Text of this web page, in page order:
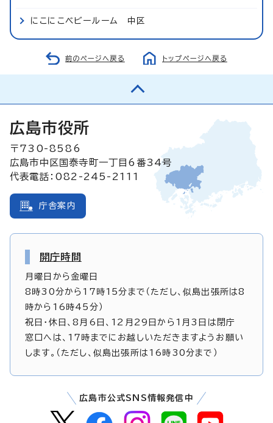
にこにこベビールーム 中区
前のページへ戻る トップページへ戻る
広島市役所
〒730-8586
広島市中区国泰寺町一丁目6番34号
代表電話：082-245-2111
庁舎案内
開庁時間
月曜日から金曜日
8時30分から17時15分まで（ただし、似島出張所は8
時から16時45分）
祝日・休日、8月6日、12月29日から1月3日は閉庁
窓口へは、17時までにお越しいただきますようお願い
します。（ただし、似島出張所は16時30分まで）
広島市公式SNS情報発信中